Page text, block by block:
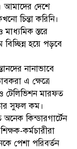
আমাদের দেশে
চিন্তা করিনি।
মাধ্যমিক স্তরে
হয়ে পড়বে
নানাভাবে
এ ক্ষেত্রে
টেলিভিশন মারফত
সুফল কম।
কিন্ডারগার্টেন
কর্মচারীরা
পেশা পরিবর্তন